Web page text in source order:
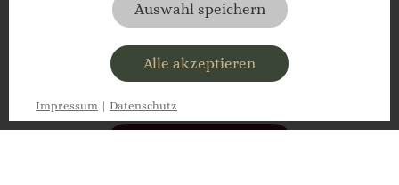
Auswahl speichern
Alle akzeptieren
Impressum | Datenschutz